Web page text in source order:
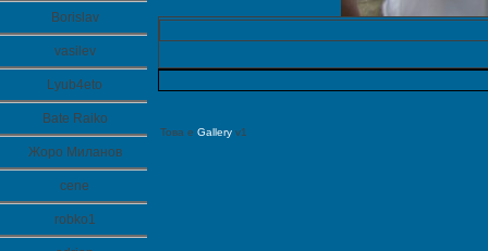
Borislav
vasilev
Lyub4eto
Bate Raiko
Жоро Миланов
cene
robko1
Това е Gallery v1